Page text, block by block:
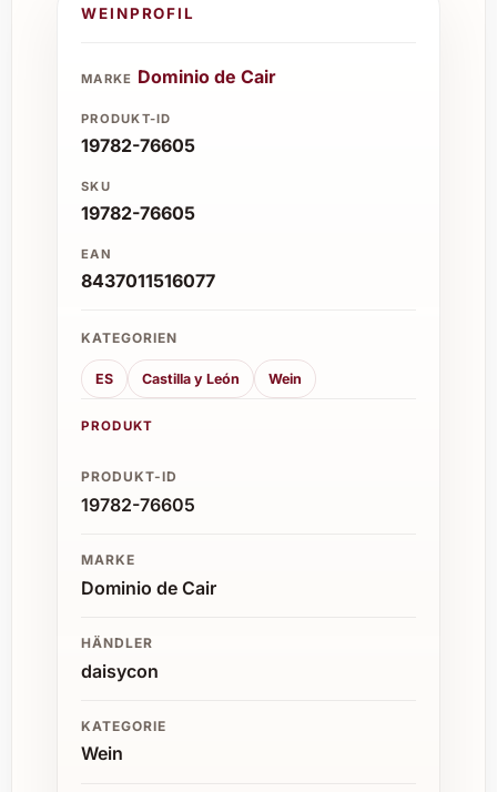
WEINPROFIL
MARKE Dominio de Cair
PRODUKT-ID
19782-76605
SKU
19782-76605
EAN
8437011516077
KATEGORIEN
ES Castilla y León Wein
PRODUKT
PRODUKT-ID
19782-76605
MARKE
Dominio de Cair
HÄNDLER
daisycon
KATEGORIE
Wein